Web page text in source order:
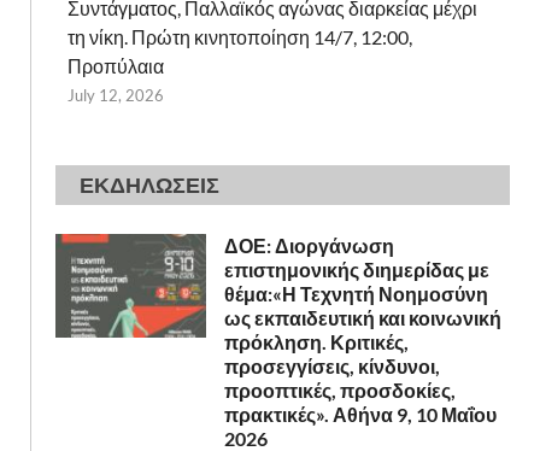
Συντάγματος, Παλλαϊκός αγώνας διαρκείας μέχρι
τη νίκη. Πρώτη κινητοποίηση 14/7, 12:00,
Προπύλαια
July 12, 2026
ΕΚΔΗΛΩΣΕΙΣ
ΔΟΕ: Διοργάνωση
επιστημονικής διημερίδας με
θέμα:«Η Τεχνητή Νοημοσύνη
ως εκπαιδευτική και κοινωνική
πρόκληση. Κριτικές,
προσεγγίσεις, κίνδυνοι,
προοπτικές, προσδοκίες,
πρακτικές». Αθήνα 9, 10 Μαΐου
2026